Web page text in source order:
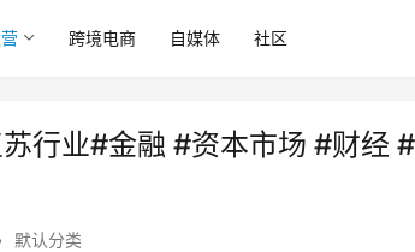
跨境电商 自媒体 社区
行业#金融 #资本市场 #财经
默认分类